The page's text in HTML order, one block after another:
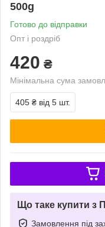
500g
Готово до відправки
Опт і роздріб
420 ₴
Мінімальна сума
405 ₴ від 5 шт.
Що таке купити з
Замовлення під